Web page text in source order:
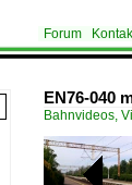
Forum
EN76-040
Bahnvideos,